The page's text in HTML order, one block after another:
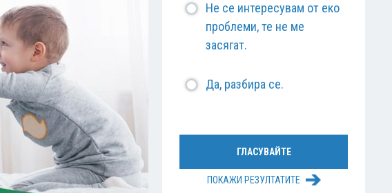
Не се интересувам от еко
проблеми, те не ме
засягат.
Да, разбира се.
ПОКАЖИ РЕЗУЛТАТИТЕ